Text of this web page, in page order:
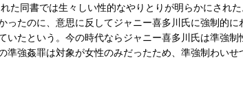
た同書では生々しい性的なやりとりが明らかにされ
ったのに、意思に反してジャニー喜多川氏に強制的
いたという。今の時代ならジャニー喜多川氏は準強
準強姦罪は対象が女性のみだったため、準強制わいせ